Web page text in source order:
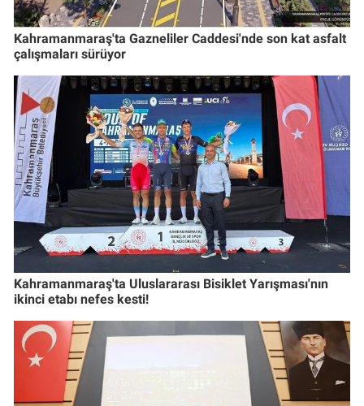
Kahramanmaraş'ta Gazneliler Caddesi'nde son kat asfalt
çalışmaları sürüyor
Kahramanmaraş'ta Uluslararası Bisiklet Yarışması'nın
ikinci etabı nefes kesti!